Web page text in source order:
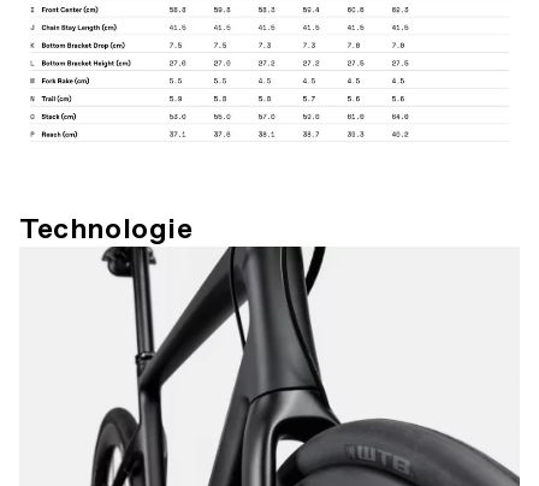
Technologie